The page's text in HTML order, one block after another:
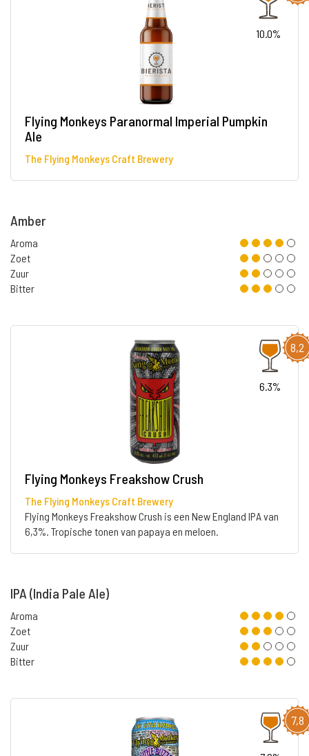
10.0%
Flying Monkeys Paranormal Imperial Pumpkin
Ale
The Flying Monkeys Craft Brewery
Amber
Aroma
Zoet
Zuur
Bitter
8,2
6.3%
Flying Monkeys Freakshow Crush
The Flying Monkeys Craft Brewery
Flying Monkeys Freakshow Crush is een New England IPA van
6,3%. Tropische tonen van papaya en meloen.
IPA (India Pale Ale)
Aroma
Zoet
Zuur
Bitter
7,8